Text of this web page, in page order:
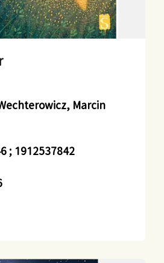
Marcin
; 1912537842